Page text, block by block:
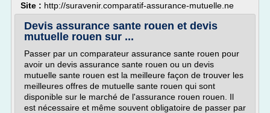
Site : http://suravenir.comparatif-assurance-mutuelle.ne
Devis assurance sante rouen et devis
mutuelle rouen sur ...
Passer par un comparateur assurance sante rouen pour
avoir un devis assurance sante rouen ou un devis
mutuelle sante rouen est la meilleure façon de trouver les
meilleures offres de mutuelle sante rouen qui sont
disponible sur le marché de l'assurance rouen rouen. Il
est nécessaire et même souvent obligatoire de passer par